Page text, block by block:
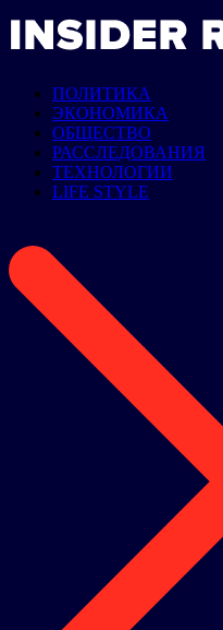
ПОЛИТИКА
ЭКОНОМИКА
ОБЩЕСТВО
РАССЛЕДОВАНИЯ
ТЕХНОЛОГИИ
LIFE STYLE